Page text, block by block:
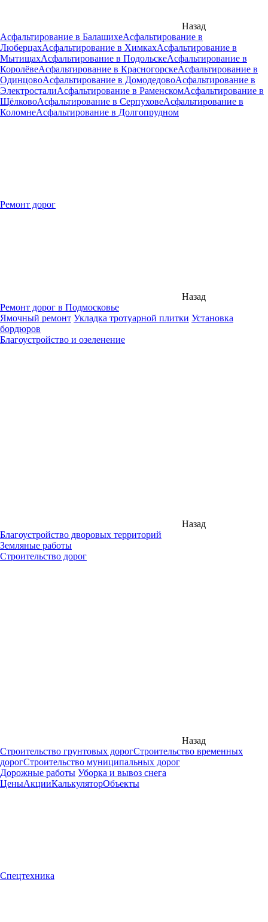
Назад
Асфальтирование в БалашихеАсфальтирование в
ЛюберцахАсфальтирование в ХимкахАсфальтирование в
МытищахАсфальтирование в ПодольскеАсфальтирование в
КоролёвеАсфальтирование в КрасногорскеАсфальтирование в
ОдинцовоАсфальтирование в ДомодедовоАсфальтирование в
ЭлектросталиАсфальтирование в РаменскомАсфальтирование в
ЩёлковоАсфальтирование в СерпуховеАсфальтирование в
КоломнеАсфальтирование в Долгопрудном
Ремонт дорог
Назад
Ремонт дорог в Подмосковье
Ямочный ремонт Укладка тротуарной плитки Установка
бордюров
Благоустройство и озеленение
Назад
Благоустройство дворовых территорий
Земляные работы
Строительство дорог
Назад
Строительство грунтовых дорогСтроительство временных
дорогСтроительство муниципальных дорог
Дорожные работы Уборка и вывоз снега
ЦеныАкцииКалькуляторОбъекты
Спецтехника